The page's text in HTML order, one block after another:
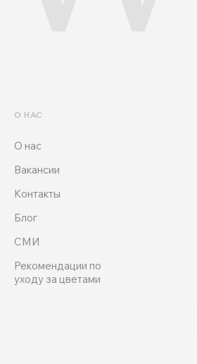
Вакансии
О нас
О НАС
Блог
СМИ
Рекомендации по
уходу за цветами
Контакты